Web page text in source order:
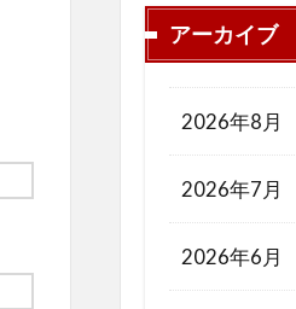
アーカイブ
2026年8月
2026年7月
2026年6月